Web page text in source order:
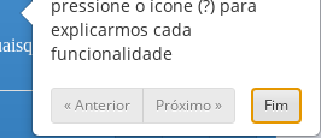
de suas atividades
pressione o ícone (?) para
explicarmos cada
funcionalidade
« Anterior Próximo » Fim